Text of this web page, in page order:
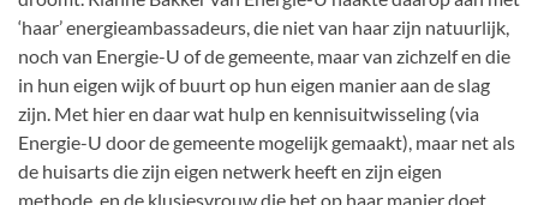
‘haar’ energieambassadeurs, die niet van haar zijn natuurlijk,
noch van Energie-U of de gemeente, maar van zichzelf en die
in hun eigen wijk of buurt op hun eigen manier aan de slag
zijn. Met hier en daar wat hulp en kennisuitwisseling (via
Energie-U door de gemeente mogelijk gemaakt), maar net als
de huisarts die zijn eigen netwerk heeft en zijn eigen
methode, en de klusjesvrouw die het op haar manier doet.